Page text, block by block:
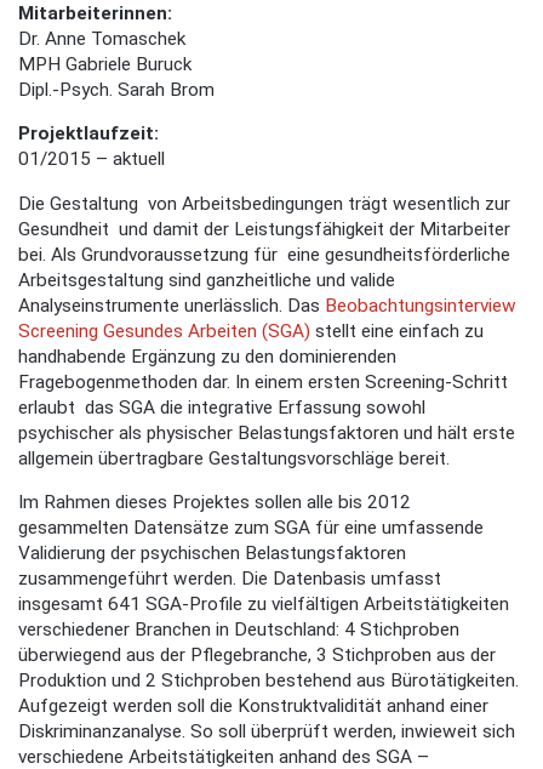
Mitarbeiterinnen:
Dr. Anne Tomaschek
MPH Gabriele Buruck
Dipl.-Psych. Sarah Brom
Projektlaufzeit:
01/2015 – aktuell
Die Gestaltung von Arbeitsbedingungen trägt wesentlich zur
Gesundheit und damit der Leistungsfähigkeit der Mitarbeiter
bei. Als Grundvoraussetzung für eine gesundheitsförderliche
Arbeitsgestaltung sind ganzheitliche und valide
Analyseinstrumente unerlässlich. Das Beobachtungsinterview
Screening Gesundes Arbeiten (SGA) stellt eine einfach zu
handhabende Ergänzung zu den dominierenden
Fragebogenmethoden dar. In einem ersten Screening-Schritt
erlaubt das SGA die integrative Erfassung sowohl
psychischer als physischer Belastungsfaktoren und hält erste
allgemein übertragbare Gestaltungsvorschläge bereit.
Im Rahmen dieses Projektes sollen alle bis 2012
gesammelten Datensätze zum SGA für eine umfassende
Validierung der psychischen Belastungsfaktoren
zusammengeführt werden. Die Datenbasis umfasst
insgesamt 641 SGA-Profile zu vielfältigen Arbeitstätigkeiten
verschiedener Branchen in Deutschland: 4 Stichproben
überwiegend aus der Pflegebranche, 3 Stichproben aus der
Produktion und 2 Stichproben bestehend aus Bürotätigkeiten.
Aufgezeigt werden soll die Konstruktvalidität anhand einer
Diskriminanzanalyse. So soll überprüft werden, inwieweit sich
verschiedene Arbeitstätigkeiten anhand des SGA –